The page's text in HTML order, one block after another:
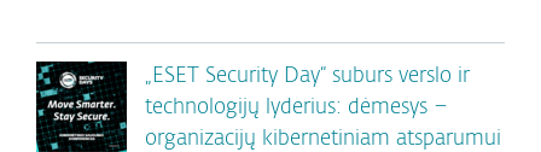
„ESET Security Day“ suburs verslo ir
technologijų lyderius: dėmesys –
organizacijų kibernetiniam atsparumui